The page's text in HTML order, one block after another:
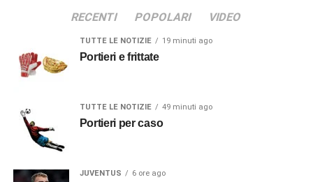
RECENTI POPOLARI VIDEO
TUTTE LE NOTIZIE 19 minuti ago
Portieri e frittate
TUTTE LE NOTIZIE 49 minuti ago
Portieri per caso
JUVENTUS 6 ore ago